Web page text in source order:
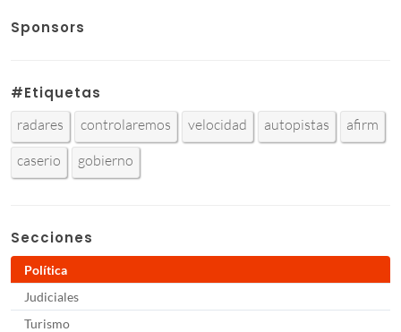
Sponsors
#Etiquetas
radares controlaremos velocidad autopistas
afirm
caserio
gobierno
Secciones
Política
Judiciales
Turismo